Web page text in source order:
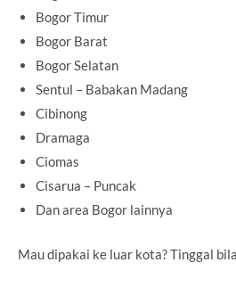
Bogor Timur
Bogor Barat
Bogor Selatan
Sentul – Babakan Madang
Cibinong
Dramaga
Ciomas
Cisarua – Puncak
Dan area Bogor lainnya
Mau dipakai ke luar kota? Tinggal